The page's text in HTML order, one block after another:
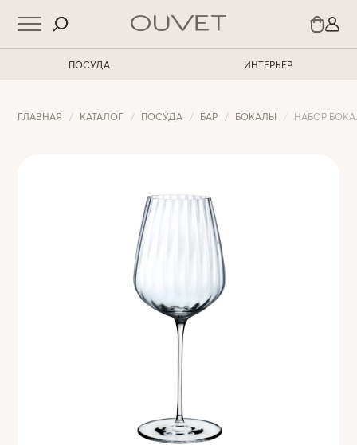
ПОСУДА ИНТЕРЬЕР
ГЛАВНАЯ КАТАЛОГ ПОСУДА БАР БОКАЛЫ НАБОР